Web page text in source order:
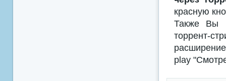
красную
Также Вы
торрент-
play